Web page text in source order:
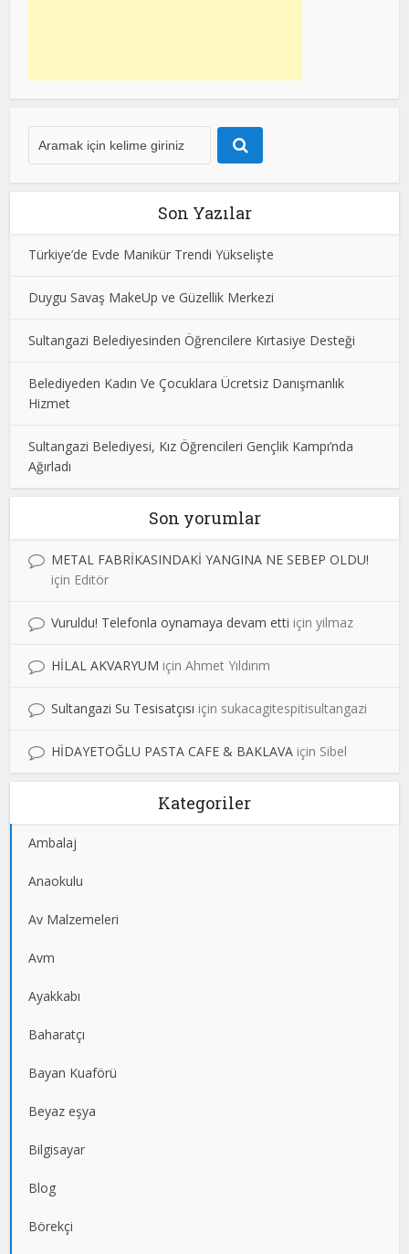
Son Yazılar
Türkiye’de Evde Manikür Trendi Yükselişte
Duygu Savaş MakeUp ve Güzellik Merkezi
Sultangazi Belediyesinden Öğrencilere Kırtasiye Desteği
Belediyeden Kadın Ve Çocuklara Ücretsiz Danışmanlık
Hizmet
Sultangazi Belediyesi, Kız Öğrencileri Gençlik Kampı’nda
Ağırladı
Son yorumlar
METAL FABRİKASINDAKİ YANGINA NE SEBEP OLDU!
için Editör
Vuruldu! Telefonla oynamaya devam etti içinyilmaz
HİLAL AKVARYUM içinAhmet Yıldırım
Sultangazi Su Tesisatçısı için sukacagitespitisultangazi
HİDAYETOĞLU PASTA CAFE & BAKLAVA için Sibel
Kategoriler
Ambalaj
Anaokulu
Av Malzemeleri
Avm
Ayakkabı
Baharatçı
Bayan Kuaförü
Beyaz eşya
Bilgisayar
Blog
Börekçi